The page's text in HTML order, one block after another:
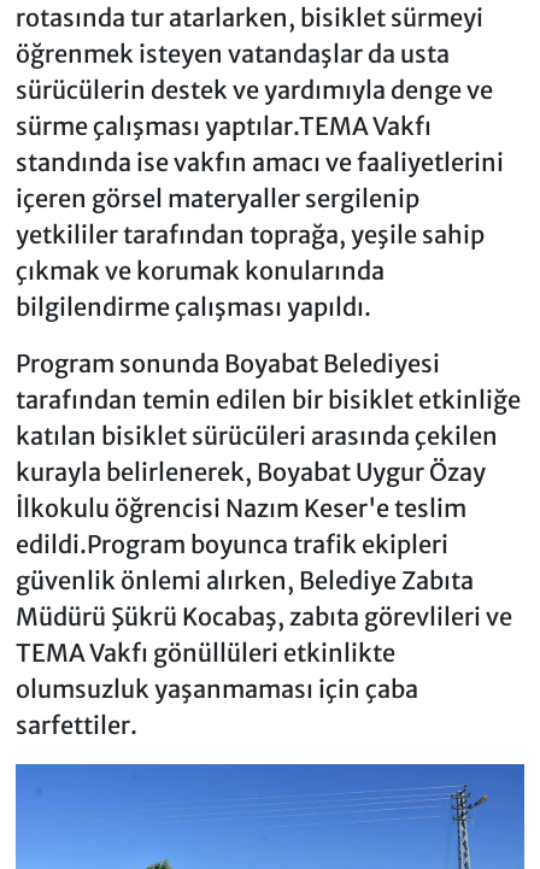
rotasında tur atarlarken, bisiklet sürmeyi
öğrenmek isteyen vatandaşlar da usta
sürücülerin destek ve yardımıyla denge ve
sürme çalışması yaptılar.TEMA Vakfı
standında ise vakfın amacı ve faaliyetlerini
içeren görsel materyaller sergilenip
yetkililer tarafından toprağa, yeşile sahip
çıkmak ve korumak konularında
bilgilendirme çalışması yapıldı.
Program sonunda Boyabat Belediyesi
tarafından temin edilen bir bisiklet etkinliğe
katılan bisiklet sürücüleri arasında çekilen
kurayla belirlenerek, Boyabat Uygur Özay
İlkokulu öğrencisi Nazım Keser'e teslim
edildi.Program boyunca trafik ekipleri
güvenlik önlemi alırken, Belediye Zabıta
Müdürü Şükrü Kocabaş, zabıta görevlileri ve
TEMA Vakfı gönüllüleri etkinlikte
olumsuzluk yaşanmaması için çaba
sarfettiler.